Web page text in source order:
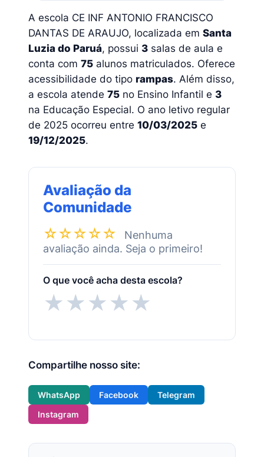
A escola CE INF ANTONIO FRANCISCO
DANTAS DE ARAUJO, localizada em Santa
Luzia do Paruá, possui 3 salas de aula e
conta com 75 alunos matriculados. Oferece
acessibilidade do tipo rampas. Além disso,
a escola atende 75 no Ensino Infantil e 3
na Educação Especial. O ano letivo regular
de 2025 ocorreu entre 10/03/2025 e
19/12/2025.
Avaliação da
Comunidade
☆☆☆☆☆
Nenhuma
avaliação ainda. Seja o primeiro!
O que você acha desta escola?
★★★★★
Compartilhe nosso site:
WhatsApp Facebook
Telegram
Instagram